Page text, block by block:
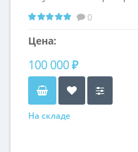
(набор из 2 шт)
d60*63/d47*55см 57EL-
ET101B
0
Цена:
100 000 ₽
На складе